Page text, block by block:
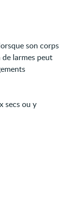
son corps
larmes peut
secs ou y